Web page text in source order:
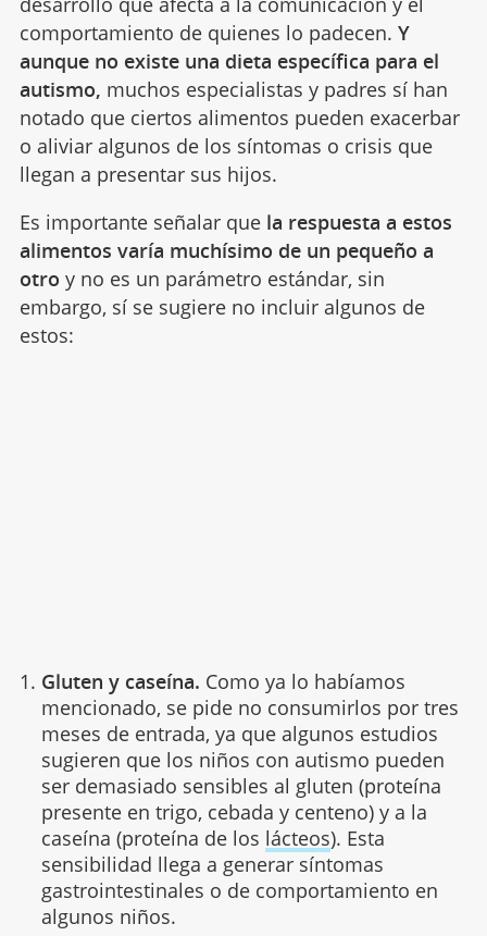
comportamiento de quienes lo padecen. Y
aunque no existe una dieta específica para el
autismo, muchos especialistas y padres sí han
notado que ciertos alimentos pueden exacerbar
o aliviar algunos de los síntomas o crisis que
llegan a presentar sus hijos.
Es importante señalar que la respuesta a estos
alimentos varía muchísimo de un pequeño a
otro y no es un parámetro estándar, sin
embargo, sí se sugiere no incluir algunos de
estos:
Gluten y caseína. Como ya lo habíamos
mencionado, se pide no consumirlos por tres
meses de entrada, ya que algunos estudios
sugieren que los niños con autismo pueden
ser demasiado sensibles al gluten (proteína
presente en trigo, cebada y centeno) y a la
caseína (proteína de los lácteos). Esta
sensibilidad llega a generar síntomas
gastrointestinales o de comportamiento en
algunos niños.